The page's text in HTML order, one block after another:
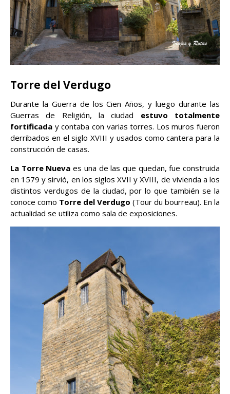
Torre del Verdugo
Durante la Guerra de los Cien Años, y luego durante las
Guerras de Religión, la ciudad estuvo totalmente
fortificada y contaba con varias torres. Los muros fueron
derribados en el siglo XVIII y usados como cantera para la
construcción de casas.
La Torre Nueva es una de las que quedan, fue construida
en 1579 y sirvió, en los siglos XVII y XVIII, de vivienda a los
distintos verdugos de la ciudad, por lo que también se la
conoce como Torre del Verdugo (Tour du bourreau). En la
actualidad se utiliza como sala de exposiciones.